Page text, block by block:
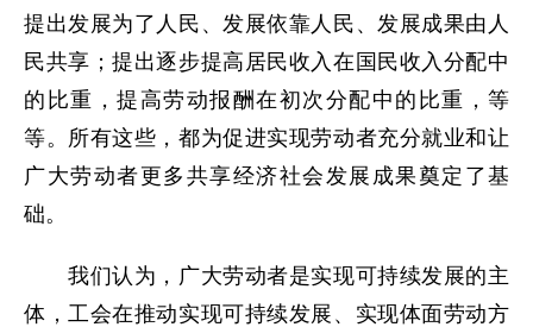
提出发展为了人民、发展依靠人民、发展成果由人
民共享；提出逐步提高居民收入在国民收入分配中
的比重，提高劳动报酬在初次分配中的比重，等
等。所有这些，都为促进实现劳动者充分就业和让
广大劳动者更多共享经济社会发展成果奠定了基
础。
我们认为，广大劳动者是实现可持续发展的主
体，工会在推动实现可持续发展、实现体面劳动方